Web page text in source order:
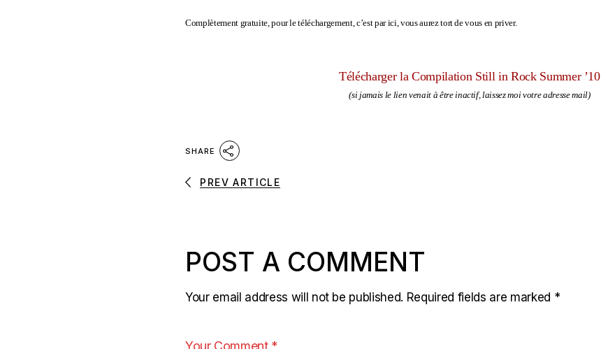
Complètement gratuite, pour le téléchargement, c’est par ici, vous aurez tort de vous en priver.
Télécharger la Compilation Still in Rock Summer ’10
(si jamais le lien venait à être inactif, laissez moi votre adresse mail)
SHARE
PREV ARTICLE
POST A COMMENT
Your email address will not be published. Required fields are marked *